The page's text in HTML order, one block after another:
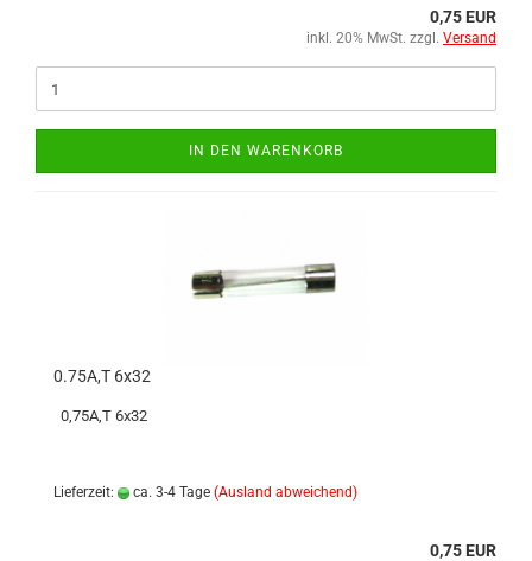
0,75 EUR
inkl. 20% MwSt. zzgl. Versand
IN DEN WARENKORB
0.75A,T 6x32
0,75A,T 6x32
Lieferzeit: ca. 3-4 Tage (Ausland abweichend)
0,75 EUR